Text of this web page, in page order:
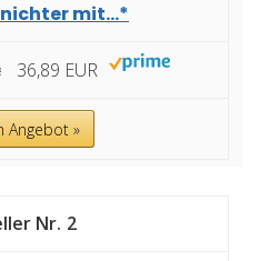
mit...*
36,89 EUR
Angebot »
2